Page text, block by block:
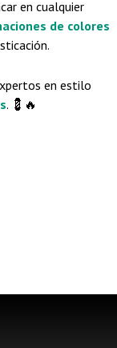
en cualquier
de colores
en estilo
. 💈🔥